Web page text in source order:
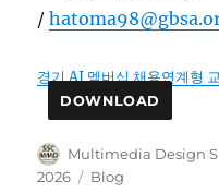
/
경기 AI 멤버십 채용연계형
DOWNLOAD
Author
Multimedia Design
2026
Categories
Blog